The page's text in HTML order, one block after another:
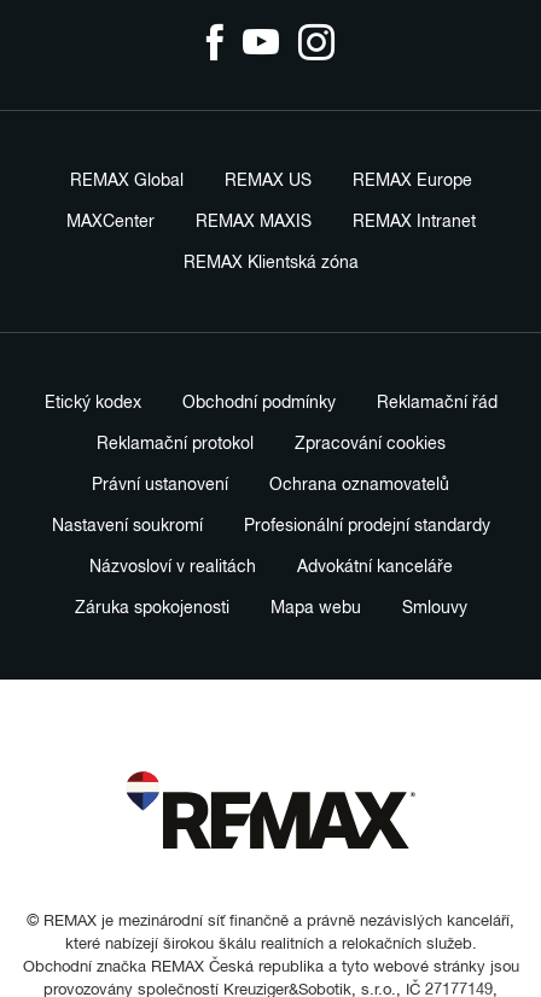
REMAX Global REMAX US REMAX Europe
MAXCenter REMAX MAXIS REMAX Intranet
REMAX Klientská zóna
Etický kodex Obchodní podmínky Reklamační řád
Reklamační protokol Zpracování cookies
Právní ustanovení Ochrana oznamovatelů
Nastavení soukromí Profesionální prodejní standardy
Názvosloví v realitách Advokátní kanceláře
Záruka spokojenosti Mapa webu Smlouvy
© REMAX je mezinárodní síť finančně a právně nezávislých kanceláří,
které nabízejí širokou škálu realitních a relokačních služeb.
Obchodní značka REMAX Česká republika a tyto webové stránky jsou
provozovány společností Kreuziger&Sobotik, s.r.o., IČ 27177149,